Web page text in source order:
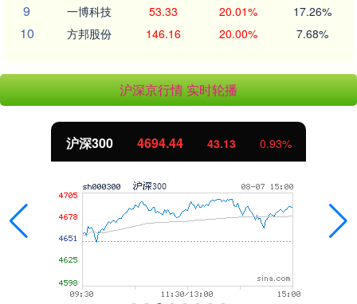
9 一博科技 53.33 20.01% 17.26%
10 方邦股份 146.16 20.00% 7.68%
沪深京行情 实时轮播
沪深300 4694.44 43.13 0.93%